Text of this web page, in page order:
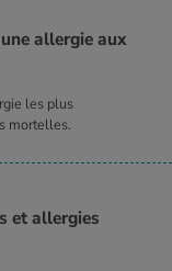
allergie aux
les plus
mortelles.
et allergies